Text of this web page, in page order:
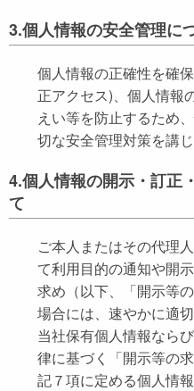
3.個人情報の安全管理に
個人情報の正確性を確
正アクセス)、個人情報
えい等を防止するため
切な安全管理対策を講じ
4.個人情報の開示・訂正
て
ご本人またはその代理
て利用目的の通知や開
求め（以下、「開示等
場合には、速やかに適
当社保有個人情報なら
律に基づく「開示等の
記７項に定める個人情